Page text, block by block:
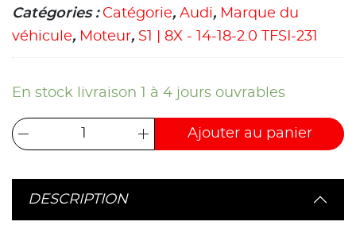
Catégories : Catégorie, Audi, Marque du
véhicule, Moteur, S1 | 8X - 14-18-2.0 TFSI-231
En stock livraison 1 à 4 jours ouvrables
Ajouter au panier
DESCRIPTION